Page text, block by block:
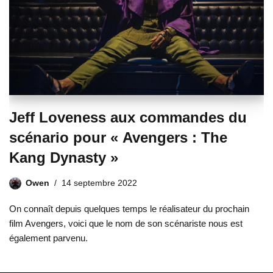
Jeff Loveness aux commandes du
scénario pour « Avengers : The
Kang Dynasty »
Owen 14 septembre 2022
On connaît depuis quelques temps le réalisateur du prochain
film Avengers, voici que le nom de son scénariste nous est
également parvenu.